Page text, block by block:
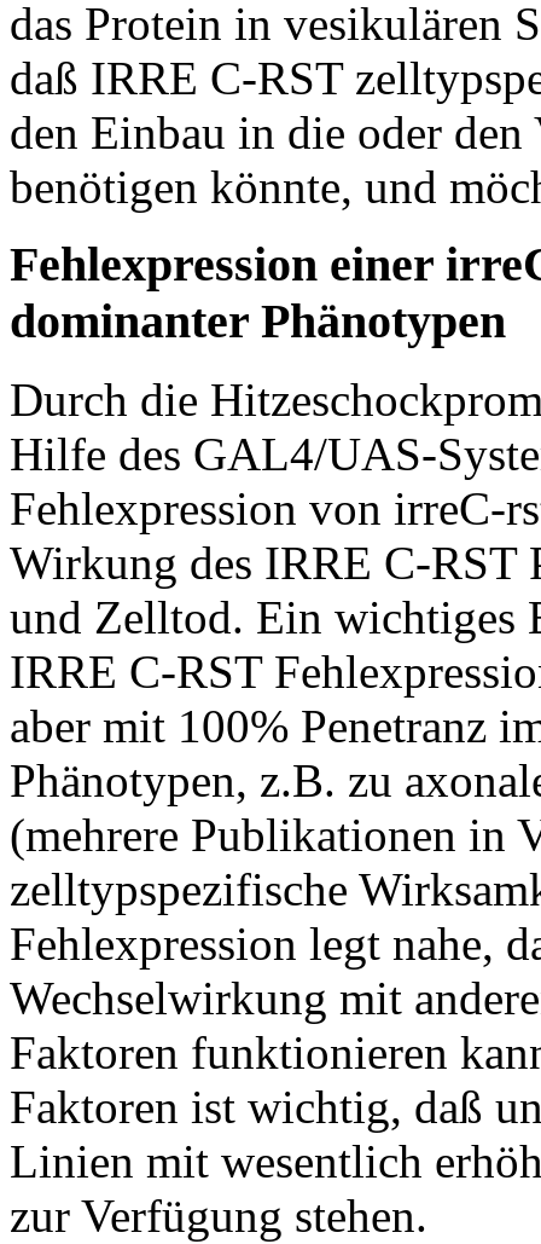
das Protein in vesikulären
daß IRRE C-RST
den Einbau in die oder
benötigen könnte, und
Fehlexpression einer
dominanter Phänotypen
Durch die
Hilfe des GAL4/UAS-
Fehlexpression von irreC-
Wirkung des IRRE C-RST
und Zelltod. Ein wichtiges
IRRE C-RST
aber mit 100% Penetranz
Phänotypen, z.B. zu
(mehrere Publikationen in
zelltypspezifische
Fehlexpression legt nahe,
Wechselwirkung mit
Faktoren funktionieren
Faktoren ist wichtig, daß
Linien mit wesentlich
zur Verfügung stehen.